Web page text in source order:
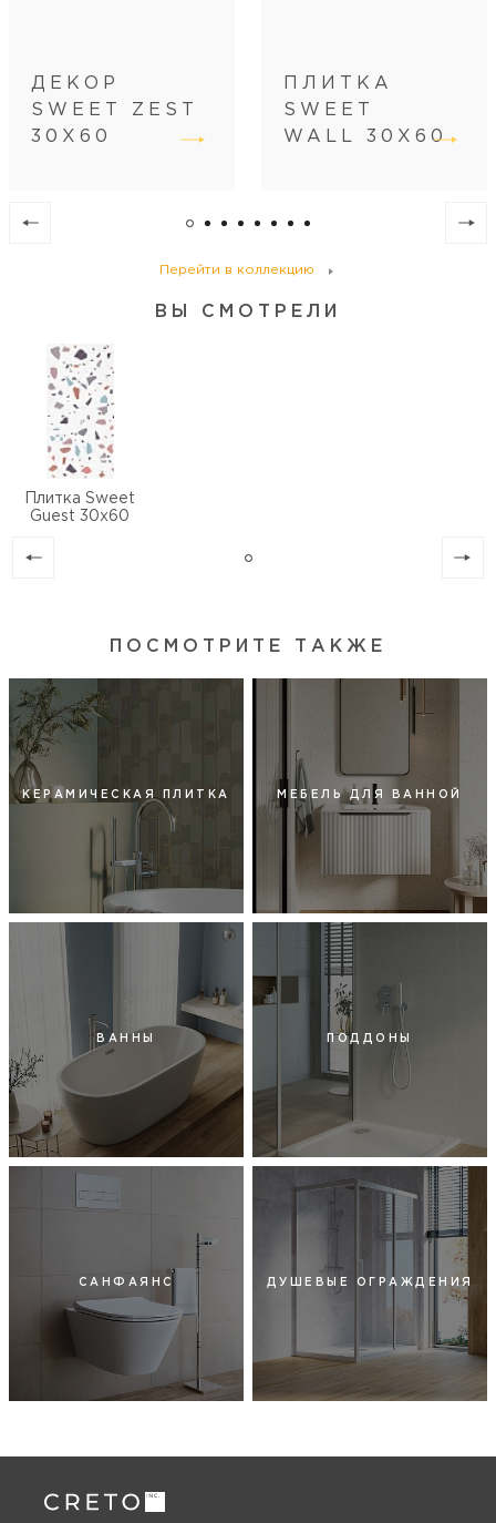
Кол-во м2 (м.п.) на поддоне
Вес поддона (кг)
Перейти в коллекцию
ДЕКОР
SWEET ZEST
30Х60
ПЛИТКА
SWEET
WALL 30Х60
ВЫ СМОТРЕЛИ
Плитка Sweet
Guest 30х60
ПОСМОТРИТЕ ТАКЖЕ
КЕРАМИЧЕСКАЯ ПЛИТКА МЕБЕЛЬ ДЛЯ ВАННОЙ
ВАННЫ ПОДДОНЫ
САНФАЯНС ДУШЕВЫЕ ОГРАЖДЕНИЯ